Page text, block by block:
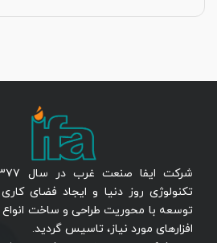
تکنولوژی روز دنیا و ایجاد فضای
توسعه با محوریت طراحی و ساخت انواع
افزارهای مورد نیاز، تاسیس گردید.